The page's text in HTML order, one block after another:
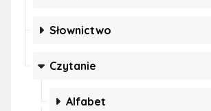
Słownictwo
Czytanie
Alfabet